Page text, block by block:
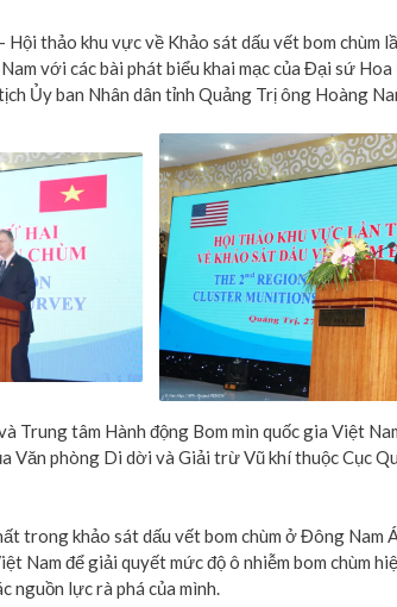
thảo khu vực về Khảo sát dấu vết bom chùm
với các bài phát biểu khai mạc của Đại sứ
Ủy ban Nhân dân tỉnh Quảng Trị ông Hoàng
Trung tâm Hành động Bom mìn quốc gia Việt
phòng Di dời và Giải trừ Vũ khí thuộc Cục
trong khảo sát dấu vết bom chùm ở Đông Nam
Nam để giải quyết mức độ ô nhiễm bom chùm
nguồn lực rà phá của mình.